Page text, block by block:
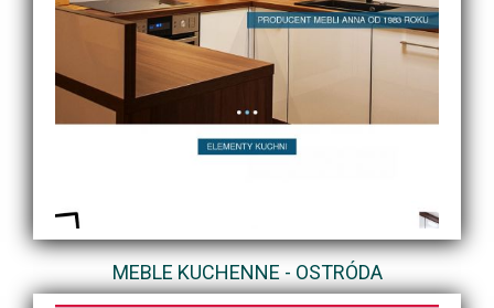
MEBLE KUCHENNE - OSTRÓDA